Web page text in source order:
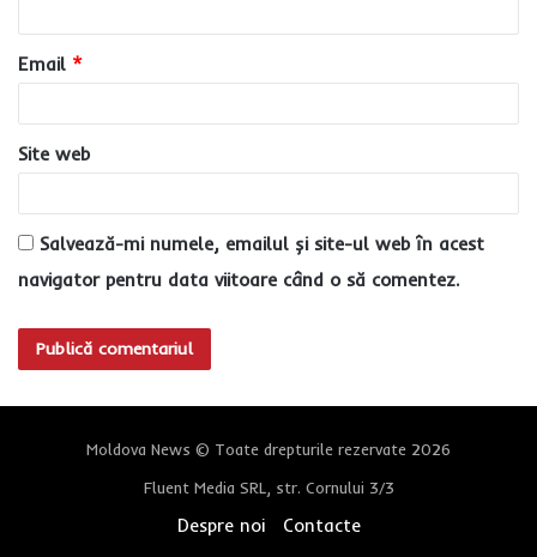
u
*
Email *
Site web
Salvează-mi numele, emailul și site-ul web în acest
navigator pentru data viitoare când o să comentez.
Moldova News © Toate drepturile rezervate 2026
Fluent Media SRL, str. Cornului 3/3
Despre noi Contacte